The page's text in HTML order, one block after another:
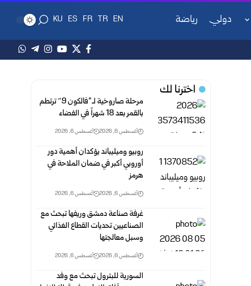
دولي رياضة EN
TR
FR
ES
KU
اخترنا لك
مرحلة صاروخية لـ”فالكون 9″ ترتطم
بالقمر بعد 18 شهراً في الفضاء
أغسطس 6, 2026 أغسطس 6, 2026
روبيو وميليباند يؤكدان أهمية دور
أوروبي أكبر في ضمان الملاحة في
هرمز
أغسطس 6, 2026 أغسطس 6, 2026
غرفة صناعة دمشق وريفها تبحث مع
الصناعيين تحديات القطاع الغذائي
وسبل معالجتها
أغسطس 6, 2026 أغسطس 6, 2026
السورية للبترول تبحث مع وفد